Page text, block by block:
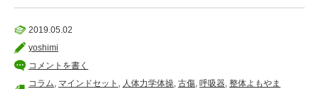
2019.05.02
yoshimi
コメントを書く
コラム マインドセット 人体力学体操 古傷 呼吸器 整体よもやま